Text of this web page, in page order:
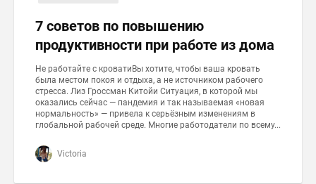
7 советов по повышению
продуктивности при работе из дома
Не работайте с кроватиВы хотите, чтобы ваша кровать
была местом покоя и отдыха, а не источником рабочего
стресса. Лиз Гроссман Китойи Ситуация, в которой мы
оказались сейчас — пандемия и так называемая «новая
нормальность» — привела к серьёзным изменениям в
глобальной рабочей среде. Многие работодатели по всему...
Victoria